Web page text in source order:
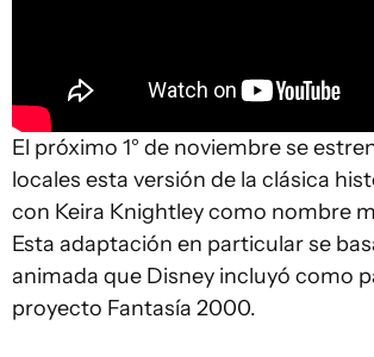
El próximo 1° de noviembre se
locales esta versión de la clásica
con Keira Knightley como nombre
Esta adaptación en particular se
animada que Disney incluyó como
proyecto Fantasía 2000.